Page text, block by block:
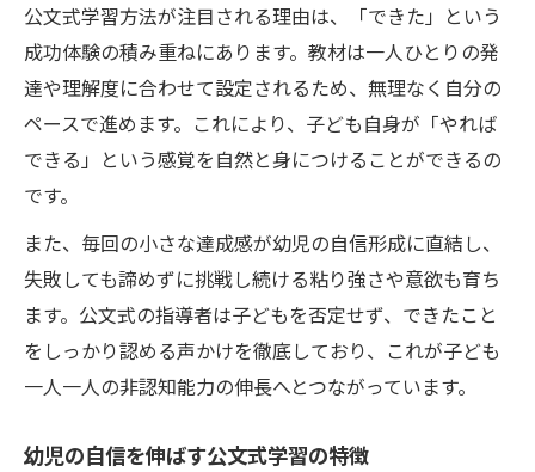
公文式学習方法が注目される理由は、「できた」という
成功体験の積み重ねにあります。教材は一人ひとりの発
達や理解度に合わせて設定されるため、無理なく自分の
ペースで進めます。これにより、子ども自身が「やれば
できる」という感覚を自然と身につけることができるの
です。
また、毎回の小さな達成感が幼児の自信形成に直結し、
失敗しても諦めずに挑戦し続ける粘り強さや意欲も育ち
ます。公文式の指導者は子どもを否定せず、できたこと
をしっかり認める声かけを徹底しており、これが子ども
一人一人の非認知能力の伸長へとつながっています。
幼児の自信を伸ばす公文式学習の特徴